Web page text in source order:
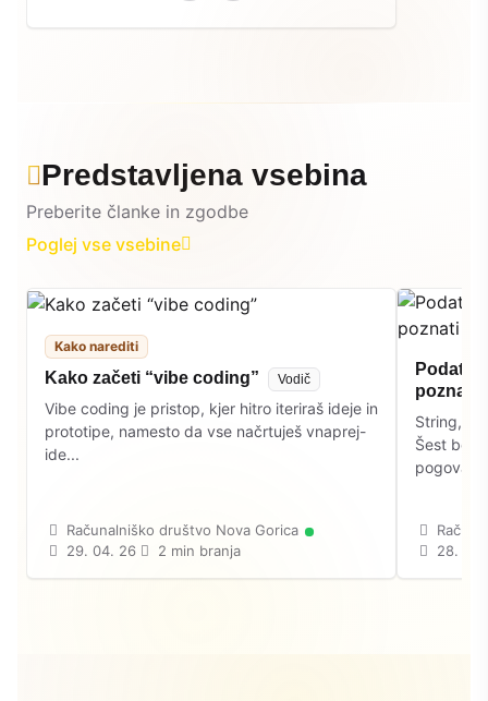
Predstavljena vsebina
Preberite članke in zgodbe
Poglej vse vsebine
Kako narediti
Kako začeti “vibe coding” Vodič
Vibe coding je pristop, kjer hitro iteriraš ideje in
prototipe, namesto da vse načrtuješ vnaprej-
ide...
Računalniško društvo Nova Gorica
29. 04. 26
2 min branja
poznati
String,
Šest
28.